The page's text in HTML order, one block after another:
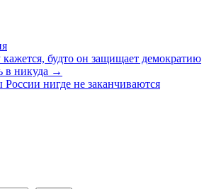
кажется, будто он защищает демократию
в никуда →
нигде не заканчиваются